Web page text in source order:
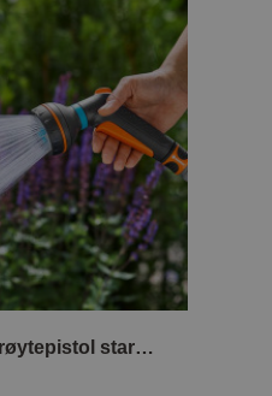
Classic multisprøytepistol startsett